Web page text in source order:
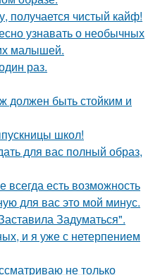
получается чистый кайф!
узнавать о необычных
малышей.
раз.
должен быть стойким и
школ!
для вас полный образ,
есть возможность
для вас это мой минус.
Задуматься".
и я уже с нетерпением
не только